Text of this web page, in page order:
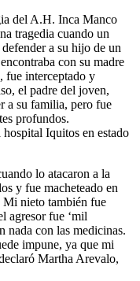
del A.H. Inca Manco
tragedia cuando un
a su hijo de un
con su madre
fue interceptado y
el padre del joven,
a su familia, pero fue
profundos.
Iquitos en estado
lo atacaron a la
y fue macheteado en
Mi nieto también fue
agresor fue ‘mil
nada con las medicinas.
impune, ya que mi
Martha Arevalo,